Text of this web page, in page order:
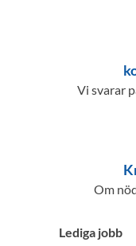
Vi svarar
Om
Lediga jobb